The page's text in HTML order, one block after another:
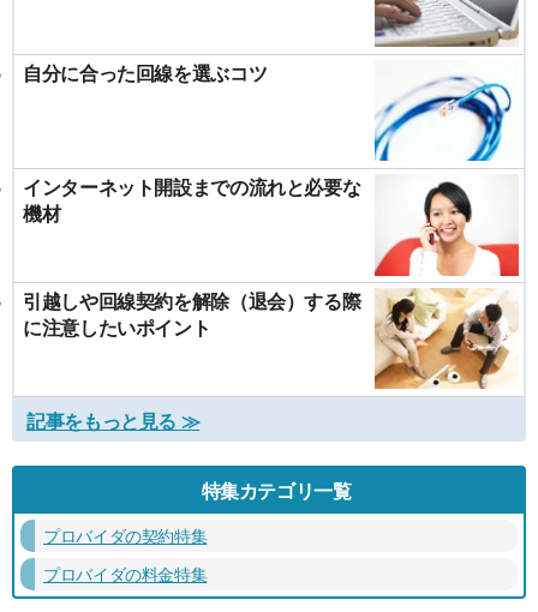
自分に合った回線を選ぶコツ
インターネット開設までの流れと必要な
機材
引越しや回線契約を解除（退会）する際
に注意したいポイント
記事をもっと見る ≫
特集カテゴリ一覧
プロバイダの契約特集
プロバイダの料金特集